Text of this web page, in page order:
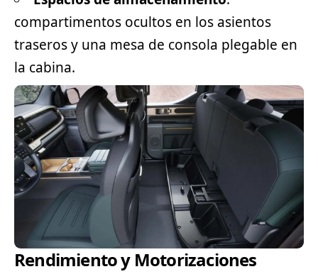
compartimentos ocultos en los asientos
traseros y una mesa de consola plegable en
la cabina.
Rendimiento y Motorizaciones